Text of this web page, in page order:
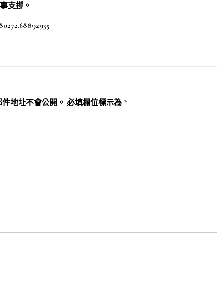
支撐。
地址不會公開。 必填欄位標示為 *